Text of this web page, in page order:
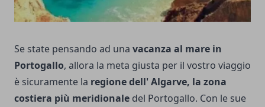
Se state pensando ad una vacanza al mare in
Portogallo, allora la meta giusta per il vostro viaggio
è sicuramente la regione dell' Algarve, la zona
costiera più meridionale del Portogallo. Con le sue